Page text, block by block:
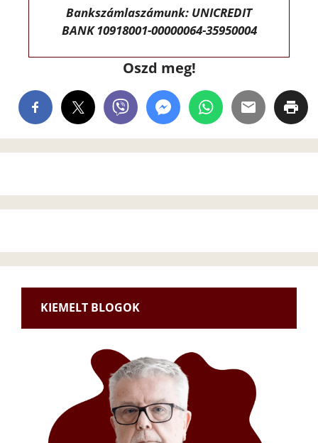
Bankszámlaszámunk: UNICREDIT
BANK 10918001-00000064-35950004
Oszd meg!
KIEMELT BLOGOK